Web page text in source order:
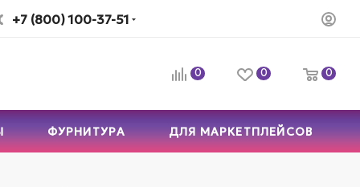
+7 (800) 100-37-51
0 0 0
ФУРНИТУРА ДЛЯ МАРКЕТПЛЕЙСОВ